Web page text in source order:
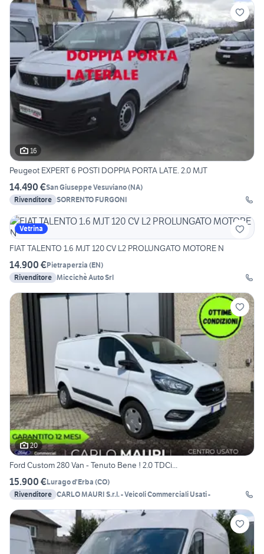
16
Peugeot EXPERT 6 POSTI DOPPIA PORTA LATE. 2.0 MJT
14.490 €San Giuseppe Vesuviano(NA)
Rivenditore SORRENTO FURGONI
Vetrina
FIAT TALENTO 1.6 MJT 120 CV L2 PROLUNGATO MOTORE N
14.900 €Pietraperzia (EN)
Rivenditore Miccichè Auto Srl
20
Ford Custom 280 Van - Tenuto Bene ! 2.0 TDCi...
15.900 €Lurago d'Erba (CO)
Rivenditore CARLO MAURI S.r.l. - Veicoli Commerciali Usati -